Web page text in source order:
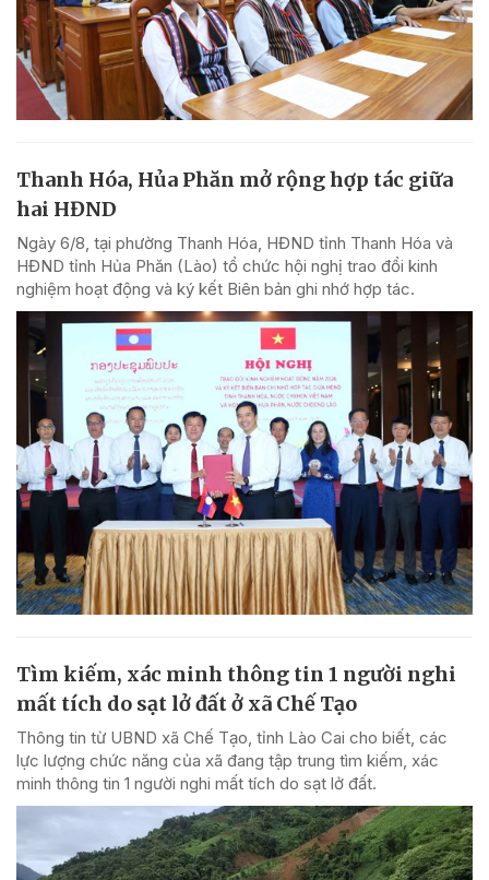
Thanh Hóa, Hủa Phăn mở rộng hợp tác giữa
hai HĐND
Ngày 6/8, tại phường Thanh Hóa, HĐND tỉnh Thanh Hóa và
HĐND tỉnh Hủa Phăn (Lào) tổ chức hội nghị trao đổi kinh
nghiệm hoạt động và ký kết Biên bản ghi nhớ hợp tác.
Tìm kiếm, xác minh thông tin 1 người nghi
mất tích do sạt lở đất ở xã Chế Tạo
Thông tin từ UBND xã Chế Tạo, tỉnh Lào Cai cho biết, các
lực lượng chức năng của xã đang tập trung tìm kiếm, xác
minh thông tin 1 người nghi mất tích do sạt lở đất.